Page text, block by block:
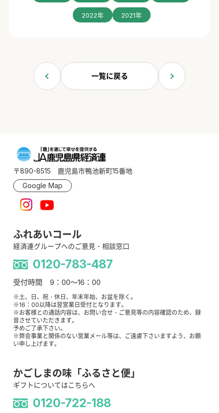
2022年 2021年
一覧に戻る
〒890-8515 鹿児島市鴨池新町15番地
Google Map
ふれあいコール
経済連グループへのご意見・相談窓口
0120-783-487
受付時間 9：00～16：00
※土、日、祝・休日、年末年始、お盆を除く。
※16：00以降は翌営業日受付となります。
※お客様との通話内容は、お問い合せ・ご意見等の内容確認のため、録
音させていただきます。
予めご了承下さい。
※弊会事業と関係のない営業メール等は、ご遠慮下さいますよう、お願
い申し上げます。
かごしまの味「ふるさと便」
ギフトについてはこちらへ
0120-722-188